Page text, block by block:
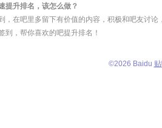
提升排名，该怎么做？
，在吧里多留下有价值的内容，积极和吧友讨
到，帮你喜欢的吧提升排名！
©2026 Baidu